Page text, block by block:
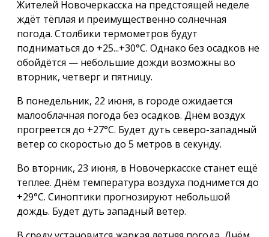
Жителей Новочеркасска на предстоящей неделе
ждёт тёплая и преимущественно солнечная
погода. Столбики термометров будут
подниматься до +25...+30°С. Однако без осадков не
обойдётся — небольшие дожди возможны во
вторник, четверг и пятницу.
В понедельник, 22 июня, в городе ожидается
малооблачная погода без осадков. Днём воздух
прогреется до +27°С. Будет дуть северо-западный
ветер со скоростью до 5 метров в секунду.
Во вторник, 23 июня, в Новочеркасске станет ещё
теплее. Днём температура воздуха поднимется до
+29°С. Синоптики прогнозируют небольшой
дождь. Будет дуть западный ветер.